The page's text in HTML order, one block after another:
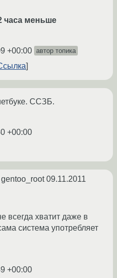
часа меньше
+00:00 автор топика
ССЗБ.
+00:00
gentoo_root09.11.2011
всегда хватит даже в
система употребляет
+00:00